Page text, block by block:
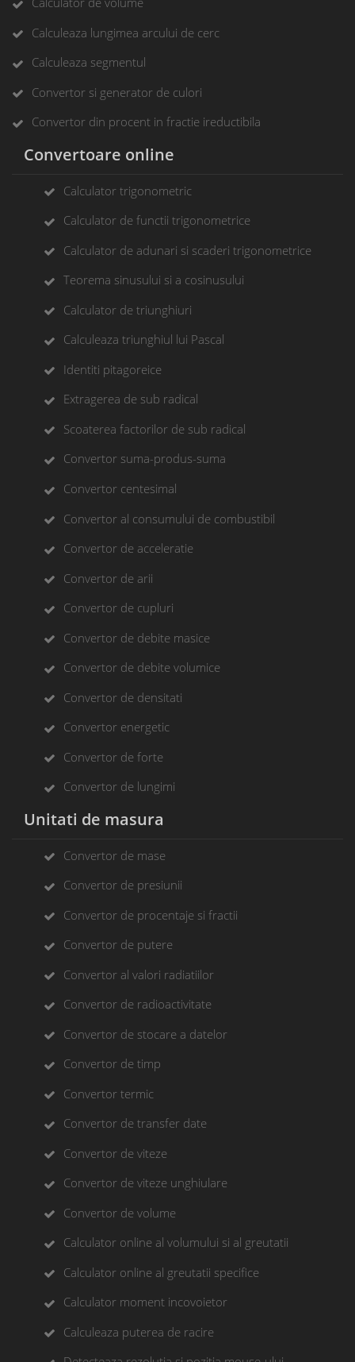
Calculeaza lungimea arcului de cerc
Calculeaza segmentul
Convertor si generator de culori
Convertor din procent in fractie ireductibila
Convertoare online
Calculator trigonometric
Calculator de functii trigonometrice
Calculator de adunari si scaderi trigonometrice
Teorema sinusului si a cosinusului
Calculator de triunghiuri
Calculeaza triunghiul lui Pascal
Identiti pitagoreice
Extragerea de sub radical
Scoaterea factorilor de sub radical
Convertor suma-produs-suma
Convertor centesimal
Convertor al consumului de combustibil
Convertor de acceleratie
Convertor de arii
Convertor de cupluri
Convertor de debite masice
Convertor de debite volumice
Convertor de densitati
Convertor energetic
Convertor de forte
Convertor de lungimi
Unitati de masura
Convertor de mase
Convertor de presiunii
Convertor de procentaje si fractii
Convertor de putere
Convertor al valori radiatiilor
Convertor de radioactivitate
Convertor de stocare a datelor
Convertor de timp
Convertor termic
Convertor de transfer date
Convertor de viteze
Convertor de viteze unghiulare
Convertor de volume
Calculator online al volumului si al greutatii
Calculator online al greutatii specifice
Calculator moment incovoietor
Calculeaza puterea de racire